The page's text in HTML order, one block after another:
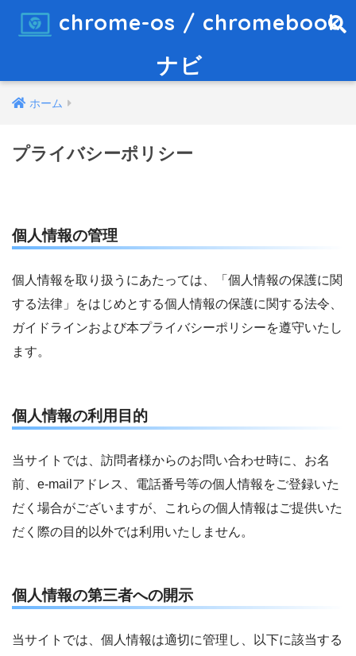
chrome-os / chromebook
ナビ
ホーム
プライバシーポリシー
個人情報の管理
個人情報を取り扱うにあたっては、「個人情報の保護に関
する法律」をはじめとする個人情報の保護に関する法令、
ガイドラインおよび本プライバシーポリシーを遵守いたし
ます。
個人情報の利用目的
当サイトでは、訪問者様からのお問い合わせ時に、お名
前、e-mailアドレス、電話番号等の個人情報をご登録いた
だく場合がございますが、これらの個人情報はご提供いた
だく際の目的以外では利用いたしません。
個人情報の第三者への開示
当サイトでは、個人情報は適切に管理し、以下に該当する